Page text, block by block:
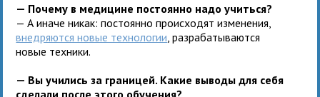
— Почему в медицине постоянно надо учиться?
— А иначе никак: постоянно происходят изменения,
внедряются новые технологии , разрабатываются
новые техники.
— Вы учились за границей. Какие выводы для себя
сделали после этого обучения?